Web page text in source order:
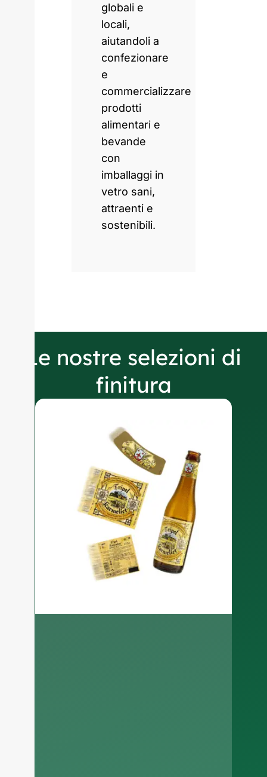
globali e
locali,
aiutandoli a
confezionare
e
commercializzare
prodotti
alimentari e
bevande
con
imballaggi in
vetro sani,
attraenti e
sostenibili.
Le nostre selezioni di
finitura